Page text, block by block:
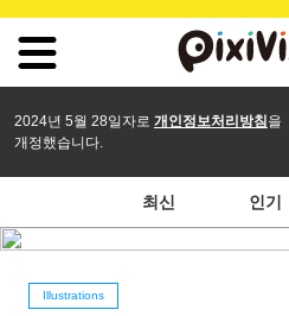
2024년 5월 28일자로 개인정보처리방침 을
개정했습니다.
최신 인기
Illustrations